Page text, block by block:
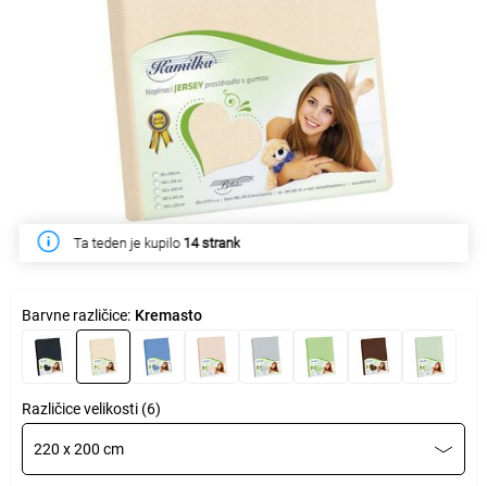
Ta teden je kupilo 14 strank
Barvne različice: Kremasto
Različice velikosti (6)
220 x 200 cm